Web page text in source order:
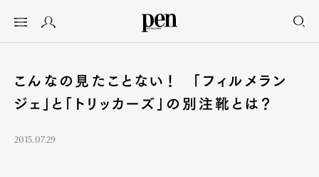
こんなの見たことない！ 「フィルメラン
ジェ」と「トリッカーズ」の別注靴とは？
2015.07.29